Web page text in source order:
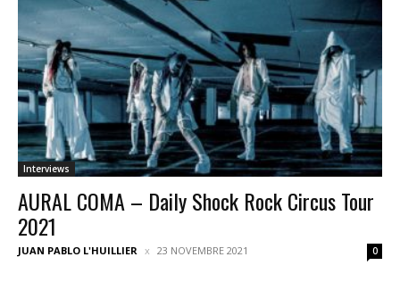
Interviews
AURAL COMA – Daily Shock Rock Circus Tour
2021
JUAN PABLO L'HUILLIER 23 NOVEMBRE 2021 0